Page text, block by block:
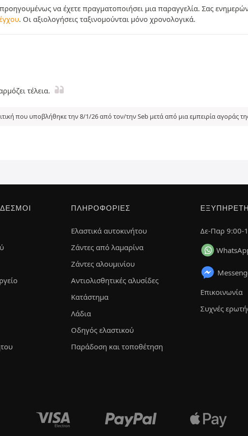
να έχετε πραγματοποιήσει μια παραγγελία. Σας
. Οι αξιολογήσεις ταξινομούνται μόνο χρονολογικά.
τέλεια.
που υποβλήθηκε την 8/1/26 από τον/την Seb μετά από μια εμπειρία αγοράς
ΠΛΗΡΟΦΟΡΊΕΣ
Ελαστικά αυτοκινήτου
Ζάντες από λαμαρίνα
Ζάντες αλουμινίου
Αντιολισθητικές αλυσίδες
Κατάστημα
Λάδια
Οδηγός ελαστικού
Παράδοση και τοποθέτηση
Δε-Παρ 9:00-
Επικοινωνία
Συχνές